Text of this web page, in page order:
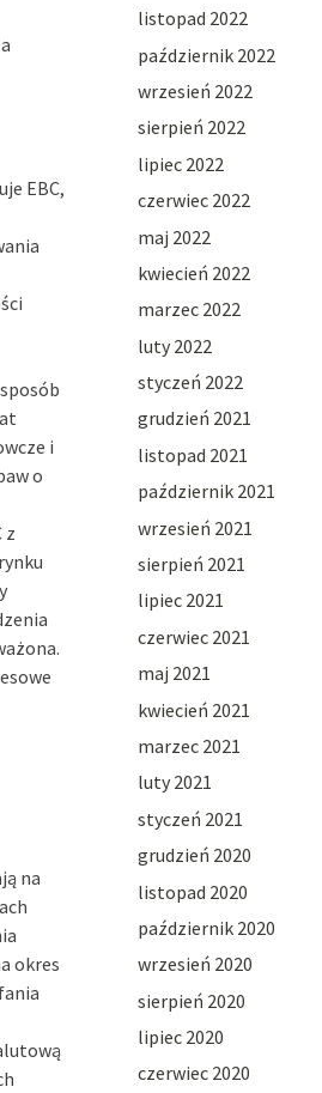
EBC,
i
o
z
na
okres
listopad 2022
październik 2022
wrzesień 2022
sierpień 2022
lipiec 2022
czerwiec 2022
maj 2022
kwiecień 2022
marzec 2022
luty 2022
styczeń 2022
grudzień 2021
listopad 2021
październik 2021
wrzesień 2021
sierpień 2021
lipiec 2021
czerwiec 2021
maj 2021
kwiecień 2021
marzec 2021
luty 2021
styczeń 2021
grudzień 2020
listopad 2020
październik 2020
wrzesień 2020
sierpień 2020
lipiec 2020
czerwiec 2020